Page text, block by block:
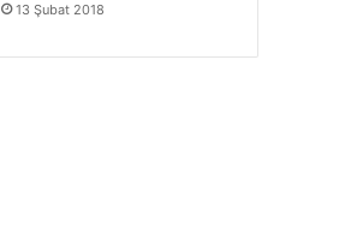
13 Şubat 2018